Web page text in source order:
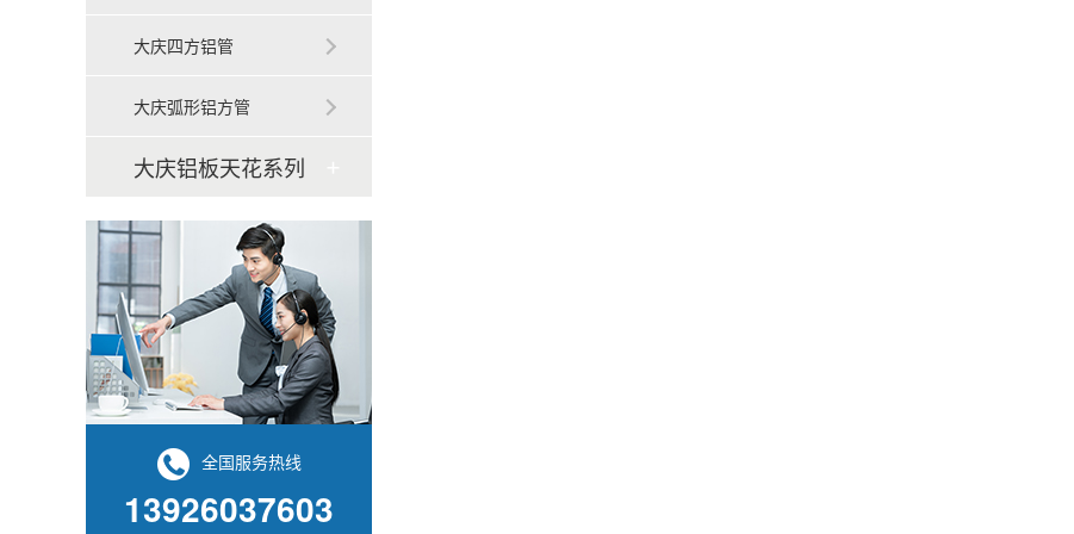
大庆四方铝管
大庆弧形铝方管
大庆铝板天花系列
全国服务热线
13926037603